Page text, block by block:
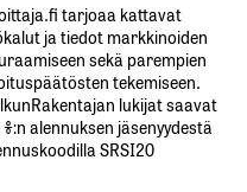
tarjoaa kattavat
ja tiedot markkinoiden
sekä parempien
tekemiseen.
lukijat saavat
alennuksen jäsenyydestä
SRSI20